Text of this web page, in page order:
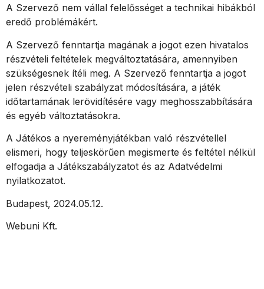
A Szervező nem vállal felelősséget a technikai hibákból
eredő problémákért.
A Szervező fenntartja magának a jogot ezen hivatalos
részvételi feltételek megváltoztatására, amennyiben
szükségesnek ítéli meg. A Szervező fenntartja a jogot
jelen részvételi szabályzat módosítására, a játék
időtartamának lerövidítésére vagy meghosszabbítására
és egyéb változtatásokra.
A Játékos a nyereményjátékban való részvétellel
elismeri, hogy teljeskörűen megismerte és feltétel nélkül
elfogadja a Játékszabályzatot és az Adatvédelmi
nyilatkozatot.
Budapest, 2024.05.12.
Webuni Kft.